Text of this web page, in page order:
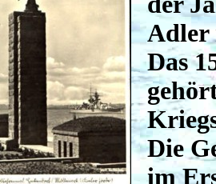
Adler
Das
Die
im